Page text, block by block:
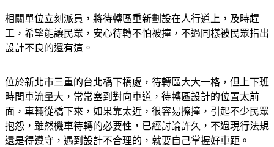
相關單位立刻派員，將待轉區重新劃設在人行道上，及時趕
工，希望能讓民眾，安心待轉不怕被撞，不過同樣被民眾指出
設計不良的還有這。
位於新北市三重的台北橋下橋處，待轉區大大一格，但上下班
時間車流量大，常常塞到對向車道，待轉區設計的位置太前
面，車輛從橋下來，如果靠太近，很容易擦撞，引起不少民眾
抱怨，雖然機車待轉的必要性，已經討論許久，不過現行法規
還是得遵守，遇到設計不合理的，就要自己掌握好車距。